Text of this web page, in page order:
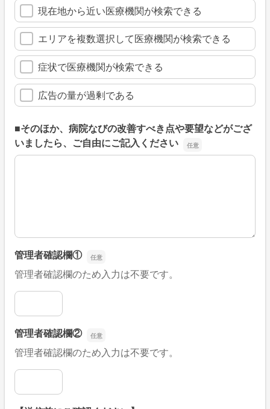
現在地から近い医療機関が検索できる
エリアを複数選択して医療機関が検索できる
症状で医療機関が検索できる
広告の量が過剰である
■そのほか、病院なびの改善すべき点や要望などがござ
いましたら、ご自由にご記入ください
■そのほか、病院なびの改善すべき点や要望などがござい
管理者確認欄①
管理者確認欄のため入力は不要です。
管理者確認欄①
管理者確認欄②
管理者確認欄のため入力は不要です。
管理者確認欄②